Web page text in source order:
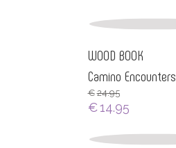
WOOD BOOK
Camino Encounters
€ 24.95
€14.95